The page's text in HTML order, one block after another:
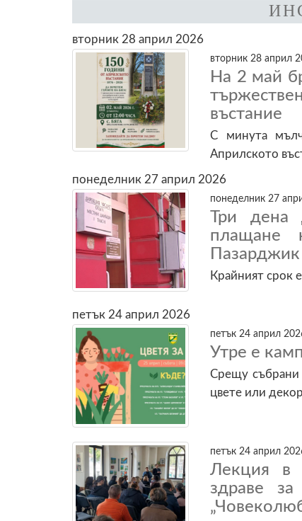
вторник 28 април 2026
вторник 28 април
На 2 май
въстание
С минута
Априлското
понеделник 27 април 2026
понеделник 27
Три дена
плащане
Пазарджик
Крайният срок
петък 24 април 2026
петък 24 април
Утре е
Срещу
цвете или
петък 24 април
Лекция в
здраве